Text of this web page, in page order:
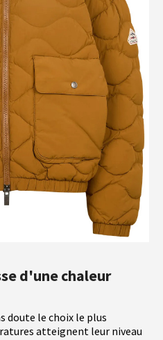
d'une chaleur
doute le choix le plus
atteignent leur niveau